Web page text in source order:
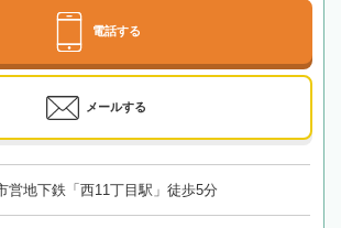
電話する
メールする
営地下鉄「西11丁目駅」徒歩5分